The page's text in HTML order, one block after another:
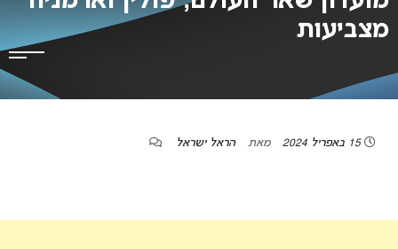
מצביעות
15 באפריל 2024 מאת הראל ישראל